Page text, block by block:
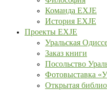
Команда EXJE
История EXJE
Проекты EXJE
Уральская
Заказ книги
Посольство
Фотовыставка
Открытая